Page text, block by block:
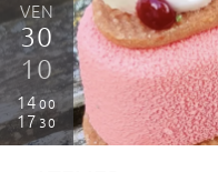
VEN
30
10
14 00
1730